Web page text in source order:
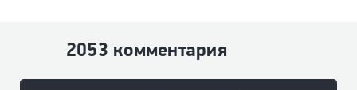
2053 комментария